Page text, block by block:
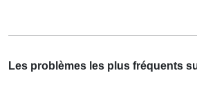
Les problèmes les plus fréquents